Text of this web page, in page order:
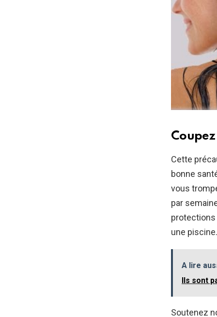
Cette
bonne
vous
par
protections
une piscine.
A lire
Ils sont
Soutenez